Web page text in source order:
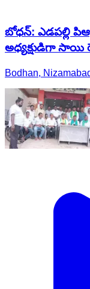
బోధన్: ఎడపల్లి
అధ్యక్షుడిగా సాయి
Bodhan,